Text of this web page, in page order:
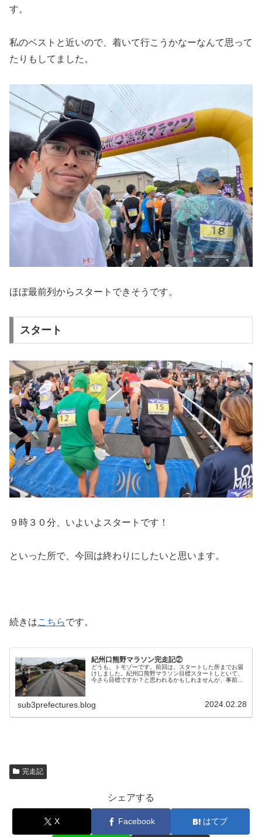
す。
私のベストと近いので、着いて行こうかなーなんて思って
たりもしてました。
ほぼ最前列からスタートできそうです。
スタート
９時３０分、いよいよスタートです！
といった所で、今回は終わりにしたいと思います。
続きはこちらです。
紀州口熊野マラソン完走記②
どうも、トモゾーです。前回は、スタートした所までお届
けしました。紀州口熊野マラソン目標スタートしといて、
今さら目標ですか？と思われるかもしれませんが、事前に
sub3prefectures.blog 2024.02.28
完走記
シェアする
X Facebook はてブ